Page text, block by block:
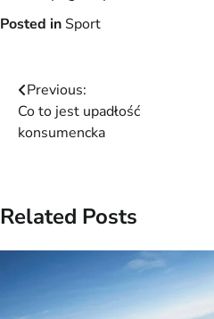
Posted in Sport
Nawigacja
wpisu
Previous:
Co to jest upadłość
konsumencka
Related Posts